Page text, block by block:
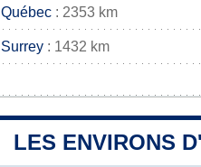
Québec : 2353 km
Surrey : 1432 km
LES ENVIRONS